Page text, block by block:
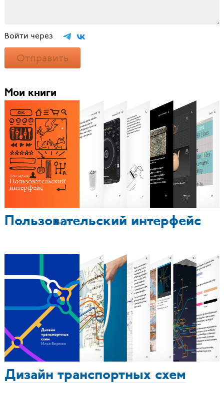
Войти через
Отправить
Мои книги
Пользовательский интерфейс
Дизайн транспортных схем